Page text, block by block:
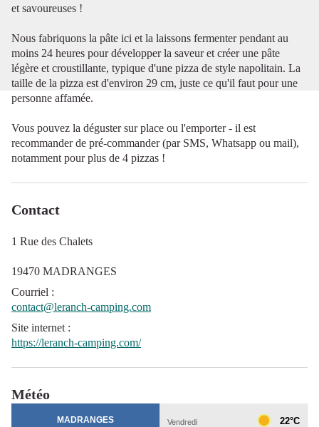
et savoureuses !
Nous fabriquons la pâte ici et la laissons fermenter pendant au
moins 24 heures pour développer la saveur et créer une pâte
légère et croustillante, typique d'une pizza de style napolitain. La
taille de la pizza est d'environ 29 cm, juste ce qu'il faut pour une
personne affamée.
Vous pouvez la déguster sur place ou l'emporter - il est
recommander de pré-commander (par SMS, Whatsapp ou mail),
notamment pour plus de 4 pizzas !
Contact
1 Rue des Chalets
19470 MADRANGES
Courriel :
contact@leranch-camping.com
Site internet :
https://leranch-camping.com/
Météo